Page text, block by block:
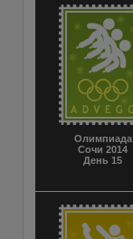
Олимпиада
Сочи 2014
День 15